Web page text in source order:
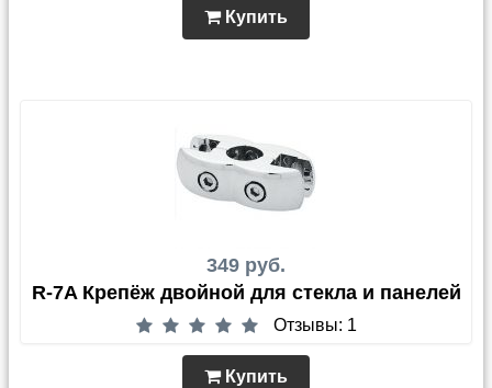
Купить
349 руб.
R-7A Крепёж двойной для стекла и панелей
Отзывы: 1
Купить